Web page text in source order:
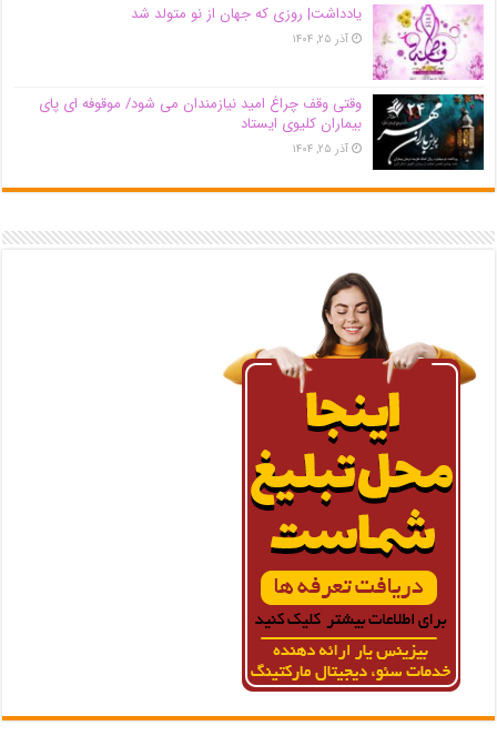
یادداشت| روزی که جهان از نو متولد شد
آذر ۲۵, ۱۴۰۴
وقتی وقف چراغ امید نیازمندان می شود/ موقوفه ای پای
بیماران کلیوی ایستاد
آذر ۲۵, ۱۴۰۴